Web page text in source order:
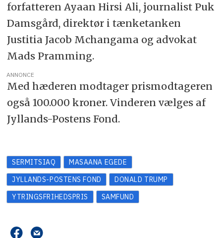
forfatteren Ayaan Hirsi Ali, journalist Puk
Damsgård, direktør i tænketanken
Justitia Jacob Mchangama og advokat
Mads Pramming.
ANNONCE
Med hæderen modtager prismodtageren
også 100.000 kroner. Vinderen vælges af
Jyllands-Postens Fond.
SERMITSIAQ
MASAANA EGEDE
JYLLANDS-POSTENS FOND
DONALD TRUMP
YTRINGSFRIHEDSPRIS
SAMFUND